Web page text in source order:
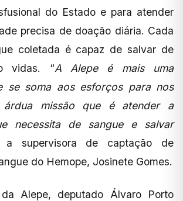
do Estado e para atender
precisa de doação diária. Cada
coletada é capaz de salvar de
vidas. “A Alepe é mais uma
se soma aos esforços para nos
árdua missão que é atender a
necessita de sangue e salvar
a supervisora de captação de
do Hemope, Josinete Gomes.
Alepe, deputado Álvaro Porto